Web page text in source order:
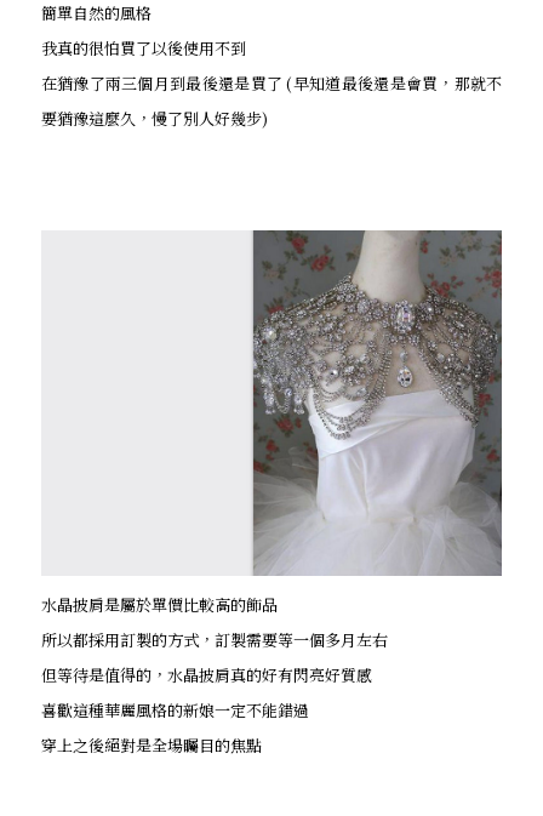
簡單自然的風格
我真的很怕買了以後使用不到
在猶豫了兩三個月到最後還是買了 (早知道最後還是會買，那就不
要猶豫這麼久，慢了別人好幾步)
水晶披肩是屬於單價比較高的飾品
所以都採用訂製的方式，訂製需要等一個多月左右
但等待是值得的，水晶披肩真的好有閃亮好質感
喜歡這種華麗風格的新娘一定不能錯過
穿上之後絕對是全場矚目的焦點